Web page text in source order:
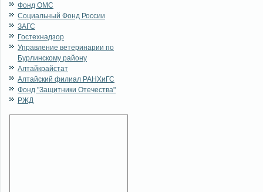
Фонд ОМС
Социальный Фонд России
ЗАГС
Гостехнадзор
Управление ветеринарии по
Бурлинскому району
Алтайкрайстат
Алтайский филиал РАНХиГС
Фонд "Защитники Отечества"
РЖД